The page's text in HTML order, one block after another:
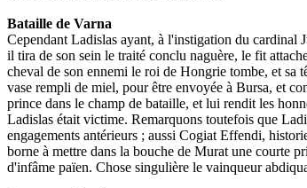
Bataille de Varna
Cependant Ladislas ayant, à l'instigation du cardinal
il tira de son sein le traité conclu naguère, le fit
cheval de son ennemi le roi de Hongrie tombe, et sa
vase rempli de miel, pour être envoyée à Bursa, et
prince dans le champ de bataille, et lui rendit les
Ladislas était victime. Remarquons toutefois que
engagements antérieurs ; aussi Cogiat Effendi,
borne à mettre dans la bouche de Murat une courte
d'infâme païen. Chose singulière le vainqueur